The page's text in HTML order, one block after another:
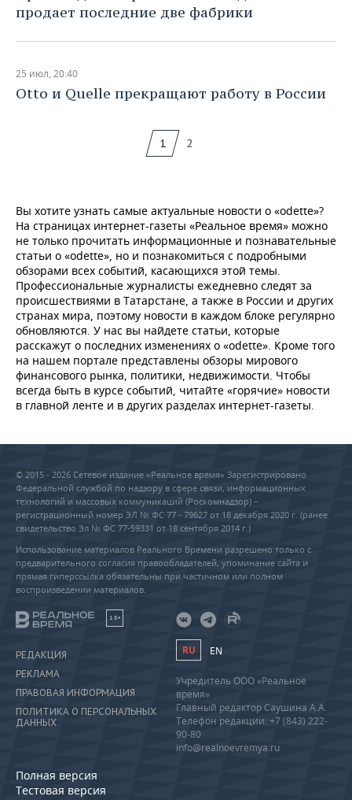
продает последние две фабрики
25 июл, 20:40
Otto и Quelle прекращают работу в России
1 2
Вы хотите узнать самые актуальные новости о «odette»?
На страницах интернет-газеты «Реальное время» можно
не только прочитать информационные и познавательные
статьи о «odette», но и познакомиться с подробными
обзорами всех событий, касающихся этой темы.
Профессиональные журналисты ежедневно следят за
происшествиями в Татарстане, а также в России и других
странах мира, поэтому новости в каждом блоке регулярно
обновляются. У нас вы найдете статьи, которые
расскажут о последних изменениях о «odette». Кроме того
на нашем портале представлены обзоры мирового
финансового рынка, политики, недвижимости. Чтобы
всегда быть в курсе событий, читайте «горячие» новости
в главной ленте и в других разделах интернет-газеты.
© 2015 - 2026 Сетевое издание «Реальное время» Зарегистрировано
Федеральной службой по надзору в сфере связи, информационных
технологий и массовых коммуникаций (Роскомнадзор) –
регистрационный номер ЭЛ № ФС 77 - 79627 от 18 декабря 2020 г. (ранее
свидетельство Эл № ФС 77-59331 от 18 сентября 2014 г.)
Использование материалов Реального Времени разрешено только с
предварительного согласия правообладателей, упоминание сайта и
прямая гиперссылка обязательны при частичном или полном
воспроизведении материалов.
18+
РЕДАКЦИЯ
РЕКЛАМА
ПРАВОВАЯ ИНФОРМАЦИЯ
ПОЛИТИКА О ПЕРСОНАЛЬНЫХ
ДАННЫХ
Полная версия
Тестовая версия
RU EN
Учредитель ООО «Реальное
время»
Главный редактор Саушина А.А.
Телефон редакции: +7 (843) 222-
90-80
info@realnoevremya.ru